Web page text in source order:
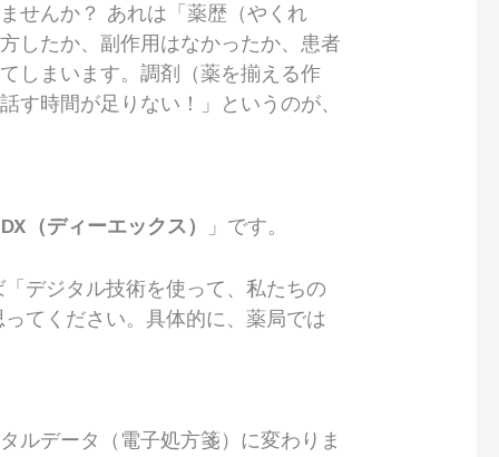
せんか？ あれは「薬歴（やくれ
したか、副作用はなかったか、患者
しまいます。調剤（薬を揃える作
す時間が足りない！」というのが、
（ディーエックス） 」です。
デジタル技術を使って、私たちの
てください。具体的に、薬局では
ルデータ（電子処方箋）に変わりま